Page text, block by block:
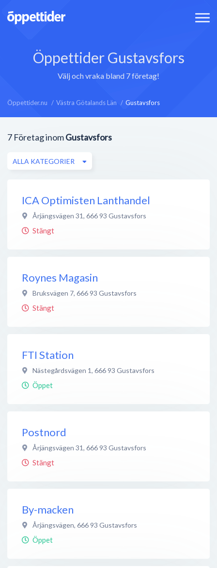
Öppettider Gustavsfors
Välj och vraka bland 7 företag!
Öppettider.nu Västra Götalands Län Gustavsfors
7 Företag inomGustavsfors
ALLA KATEGORIER
ICA Optimisten Lanthandel
Årjängsvägen 31, 666 93 Gustavsfors
Stängt
Roynes Magasin
Bruksvägen 7, 666 93 Gustavsfors
Stängt
FTI Station
Nästegårdsvägen 1, 666 93 Gustavsfors
Öppet
Postnord
Årjängsvägen 31, 666 93 Gustavsfors
Stängt
By-macken
Årjängsvägen, 666 93 Gustavsfors
Öppet